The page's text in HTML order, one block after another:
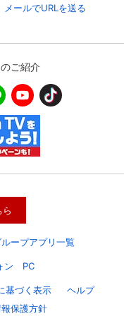
メールでURLを送る
ご紹介
ープアプリ一覧
ン PC
基づく表示
ヘルプ
保護方針